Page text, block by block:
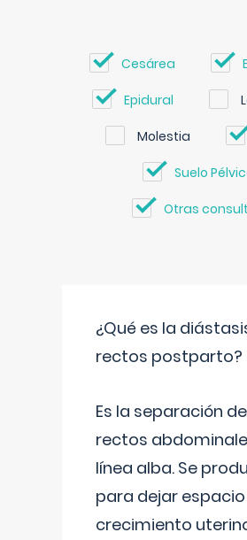
Cesárea
Epidural
Molestia
Suelo
Otras
¿Qué es la
rectos postparto?
Es la separación
rectos
línea alba. Se
para dejar
crecimiento